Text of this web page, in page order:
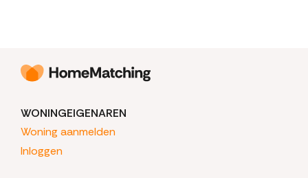
WONINGEIGENAREN
Woning aanmelden
Inloggen